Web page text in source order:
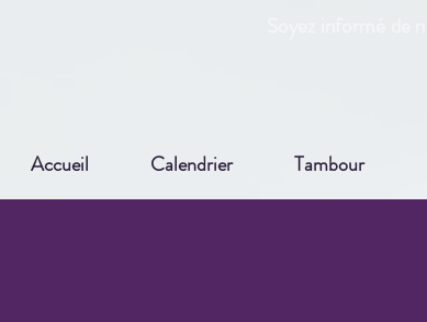
Accueil Calendrier Tambour